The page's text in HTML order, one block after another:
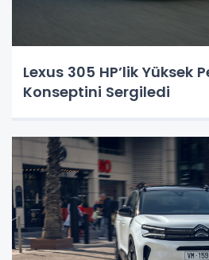
Lexus 305 HP’lik Yüksek
Konseptini Sergiledi